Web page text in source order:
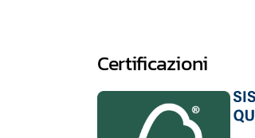
Certificazioni